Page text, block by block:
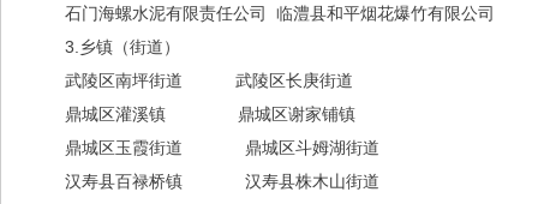
石门海螺水泥有限责任公司 临澧县和平烟花爆竹有限公司
3.乡镇（街道）
武陵区南坪街道 武陵区长庚街道
鼎城区灌溪镇 鼎城区谢家铺镇
鼎城区玉霞街道 鼎城区斗姆湖街道
汉寿县百禄桥镇 汉寿县株木山街道